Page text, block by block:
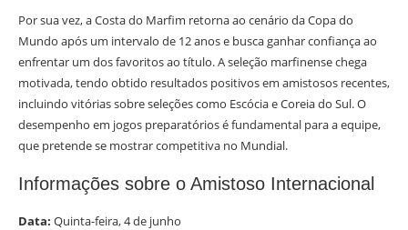
Por sua vez, a Costa do Marfim retorna ao cenário da Copa do
Mundo após um intervalo de 12 anos e busca ganhar confiança ao
enfrentar um dos favoritos ao título. A seleção marfinense chega
motivada, tendo obtido resultados positivos em amistosos recentes,
incluindo vitórias sobre seleções como Escócia e Coreia do Sul. O
desempenho em jogos preparatórios é fundamental para a equipe,
que pretende se mostrar competitiva no Mundial.
Informações sobre o Amistoso Internacional
Data: Quinta-feira, 4 de junho